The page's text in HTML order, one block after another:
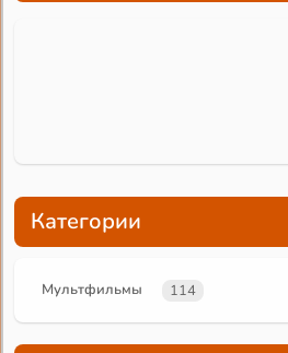
Категории
Мультфильмы 114